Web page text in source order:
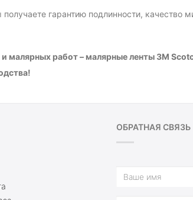
гарантию подлинности, качество
малярных работ – малярные ленты 3M
ОБРАТНАЯ СВЯЗЬ